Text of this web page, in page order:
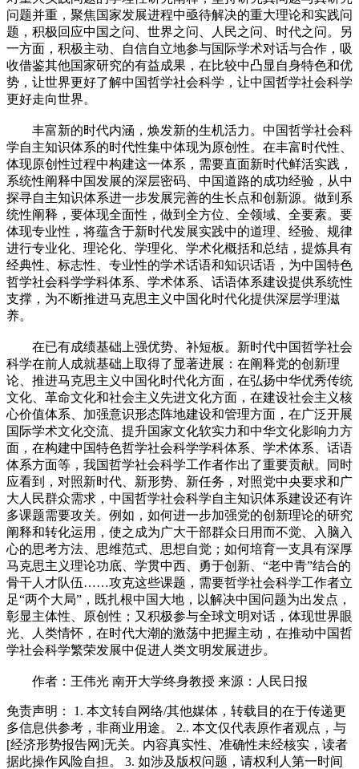
问题并重，聚焦国家发展进程中亟待解决的重大理论和实践问
题，积极回应中国之问、世界之问、人民之问、时代之问。另
一方面，积极主动、自信自立地参与国际学术对话与合作，吸
收借鉴其他国家研究的有益成果，在比较中凸显自身特色和优
势，让世界更好了解中国哲学社会科学，让中国哲学社会科学
更好走向世界。
丰富新的时代内涵，焕发新的生机活力。中国哲学社会科
学自主知识体系的时代性集中体现为原创性。在丰富时代性、
体现原创性过程中构建这一体系，需要直面新时代鲜活实践，
系统性阐释中国发展的深层密码、中国道路的成功经验，从中
探寻自主知识体系进一步发展完善的生长点和创新源。做到系
统性阐释，要体现全面性，做到全方位、全领域、全要素。要
体现专业性，将蕴含于新时代发展实践中的道理、经验、规律
进行专业化、理论化、学理化、学术化概括和总结，提炼具有
经典性、标志性、专业性的学术话语和知识话语，为中国特色
哲学社会科学学科体系、学术体系、话语体系建设提供系统性
支撑，为不断推进马克思主义中国化时代化提供深层学理滋
养。
在已有成绩基础上强优势、补短板。新时代中国哲学社会
科学在前人成就基础上取得了显著进展：在阐释党的创新理
论、推进马克思主义中国化时代化方面，在弘扬中华优秀传统
文化、革命文化和社会主义先进文化方面，在建设社会主义核
心价值体系、加强意识形态阵地建设和管理方面，在广泛开展
国际学术文化交流、提升国家文化软实力和中华文化影响力方
面，在构建中国特色哲学社会科学学科体系、学术体系、话语
体系方面等，我国哲学社会科学工作者作出了重要贡献。同时
应看到，对照新时代、新形势、新任务，对照党中央要求和广
大人民群众需求，中国哲学社会科学自主知识体系建设还有许
多课题需要攻关。例如，如何进一步加强党的创新理论的研究
阐释和转化运用，使之成为广大干部群众日用而不觉、入脑入
心的思考方法、思维范式、思想自觉；如何培育一支具有深厚
马克思主义理论功底、学贯中西、勇于创新、“老中青”结合的
骨干人才队伍……攻克这些课题，需要哲学社会科学工作者立
足“两个大局”，既扎根中国大地，以解决中国问题为出发点，
彰显主体性、原创性；又积极参与全球文明对话，体现世界眼
光、人类情怀，在时代大潮的激荡中把握主动，在推动中国哲
学社会科学繁荣发展中促进人类文明发展进步。
作者：王伟光 南开大学终身教授 来源：人民日报
免责声明： 1. 本文转自网络/其他媒体，转载目的在于传递更
多信息供参考，非商业用途。 2.. 本文仅代表原作者观点，与
[经济形势报告网]无关。内容真实性、准确性未经核实，读者
据此操作风险自担。 3. 如涉及版权问题，请权利人第一时间